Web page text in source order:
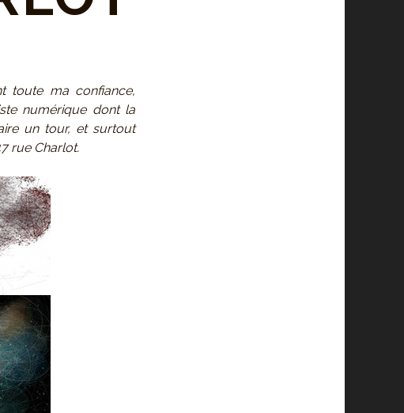
toute ma confiance,
numérique dont la
un tour, et surtout
rue Charlot.